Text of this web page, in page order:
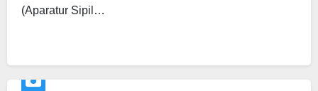
(Aparatur Sipil…